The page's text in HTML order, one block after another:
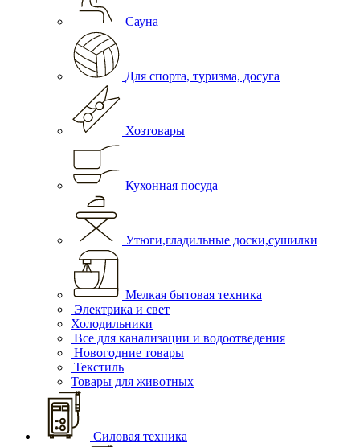
Сауна
Для спорта, туризма, досуга
Хозтовары
Кухонная посуда
Утюги,гладильные доски,сушилки
Мелкая бытовая техника
Электрика и свет
Холодильники
Все для канализации и водоотведения
Новогодние товары
Текстиль
Товары для животных
Силовая техника